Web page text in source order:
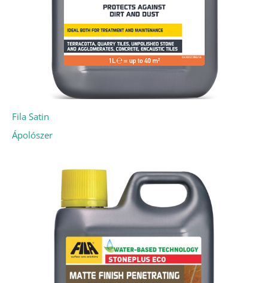
Fila Satin
Ápolószer